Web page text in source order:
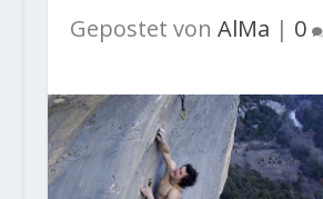
Gepostet von AlMa | 0